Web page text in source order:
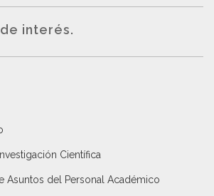
interés.
Científica
Asuntos del Personal Académico